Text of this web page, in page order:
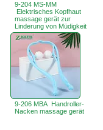
9-204 MS-MM
Elektrisches Kopfhaut
massage gerät zur
Linderung von Müdigkeit
9-206 MBA Handroller-
Nacken massage gerät